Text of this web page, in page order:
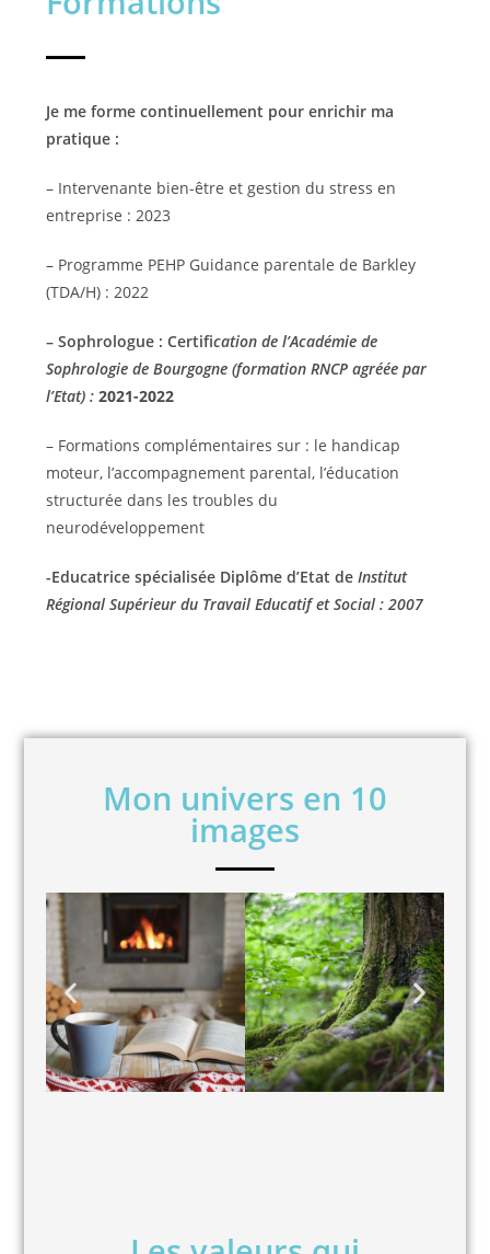
Je me forme continuellement pour enrichir ma
pratique :
– Intervenante bien-être et gestion du stress en
entreprise : 2023
– Programme PEHP Guidance parentale de Barkley
(TDA/H) : 2022
– Sophrologue : Certification de l’Académie de
Sophrologie de Bourgogne (formation RNCP agréée par
l’Etat) :2021-2022
– Formations complémentaires sur : le handicap
moteur, l’accompagnement parental, l’éducation
structurée dans les troubles du
neurodéveloppement
-Educatrice spécialisée Diplôme d’Etat deInstitut
Régional Supérieur du Travail Educatif et Social : 2007
Mon univers en 10
images